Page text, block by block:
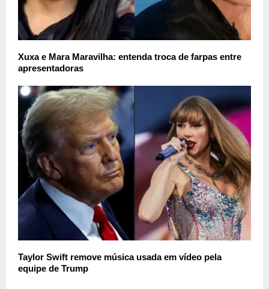
Xuxa e Mara Maravilha: entenda troca de farpas entre
apresentadoras
Taylor Swift remove música usada em vídeo pela
equipe de Trump